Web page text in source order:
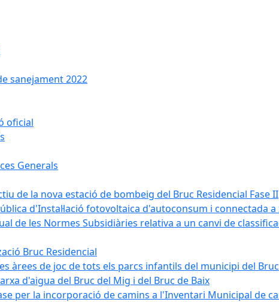
sanejament 2022
oficial
Generals
de la nova estació de bombeig del Bruc Residencial Fase II
d'Instal·lació fotovoltaica d'autoconsum i connectada a
de les Normes Subsidiàries relativa a un canvi de
Bruc Residencial
àrees de joc de tots els parcs infantils del municipi del Bruc
d'aigua del Bruc del Mig i del Bruc de Baix
per la incorporació de camins a l'Inventari Municipal de